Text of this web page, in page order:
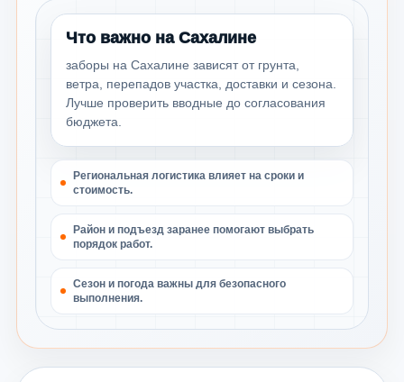
Что важно на Сахалине
заборы на Сахалине зависят от грунта,
ветра, перепадов участка, доставки и сезона.
Лучше проверить вводные до согласования
бюджета.
Региональная логистика влияет на сроки и
стоимость.
Район и подъезд заранее помогают выбрать
порядок работ.
Сезон и погода важны для безопасного
выполнения.